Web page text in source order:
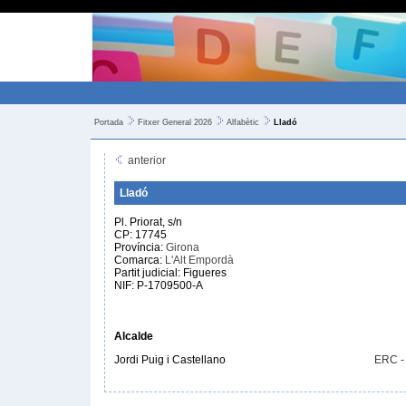
Portada Fitxer General 2026 Alfabètic Lladó
anterior
Lladó
Pl. Priorat, s/n
CP: 17745
Província: Girona
Comarca: L'Alt Empordà
Partit judicial: Figueres
NIF: P-1709500-A
Alcalde
Jordi Puig i Castellano
ERC